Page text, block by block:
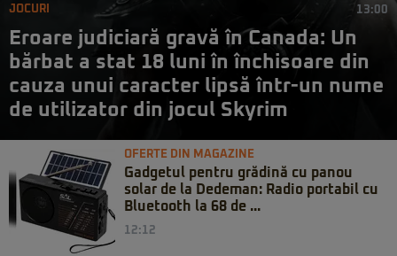
JOCURI 13:00
Eroare judiciară gravă în Canada: Un
bărbat a stat 18 luni în închisoare din
cauza unui caracter lipsă într-un nume
de utilizator din jocul Skyrim
OFERTE DIN MAGAZINE
Gadgetul pentru grădină cu panou
solar de la Dedeman: Radio portabil cu
Bluetooth la 68 de ...
12:12